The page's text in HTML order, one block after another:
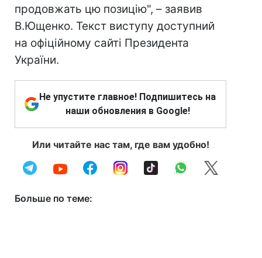
продовжать цю позицію", – заявив
В.Ющенко. Текст виступу доступний
на офіційному сайті Президента
України.
Не упустите главное! Подпишитесь на
наши обновления в Google!
Или читайте нас там, где вам удобно!
Больше по теме: